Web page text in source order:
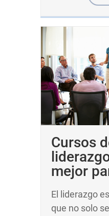
Cursos
mejor
El liderazgo
que no solo